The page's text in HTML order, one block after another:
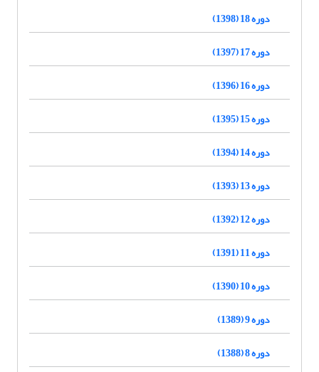
دوره 18 (1398)
دوره 17 (1397)
دوره 16 (1396)
دوره 15 (1395)
دوره 14 (1394)
دوره 13 (1393)
دوره 12 (1392)
دوره 11 (1391)
دوره 10 (1390)
دوره 9 (1389)
دوره 8 (1388)